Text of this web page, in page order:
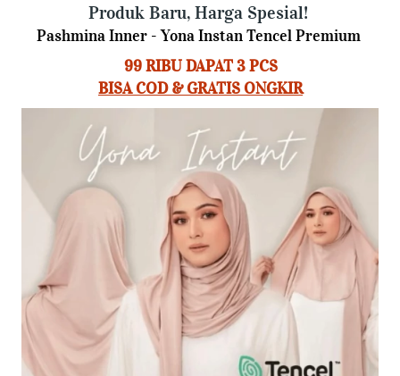
Produk Baru, Harga Spesial!
Pashmina Inner - Yona Instan Tencel Premium
99 RIBU DAPAT 3 PCS
BISA COD & GRATIS ONGKIR